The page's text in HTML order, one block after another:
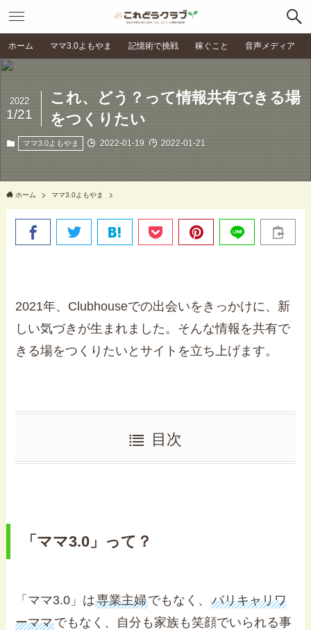
ホーム ママ3.0よもやま 記憶術で挑戦 稼ぐこと 音声メディア
これ、どう？って情報共有できる場
をつくりたい
2022
1/21
ママ3.0よもやま 2022-01-19 2022-01-21
ホーム ママ3.0よもやま
2021年、Clubhouseでの出会いをきっかけに、新
しい気づきが生まれました。そんな情報を共有で
きる場をつくりたいとサイトを立ち上げます。
目次
「ママ3.0」って？
「ママ3.0」は専業主婦でもなく、バリキャリワ
ーママでもなく、自分も家族も笑顔でいられる事